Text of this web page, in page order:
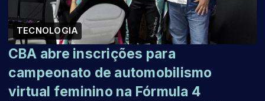
TECNOLOGIA
CBA abre inscrições para
campeonato de automobilismo
virtual feminino na Fórmula 4